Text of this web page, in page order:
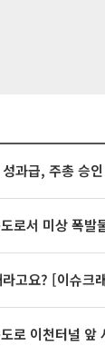
로서 미상 폭발
고요? [이슈크
로 이천터널 앞